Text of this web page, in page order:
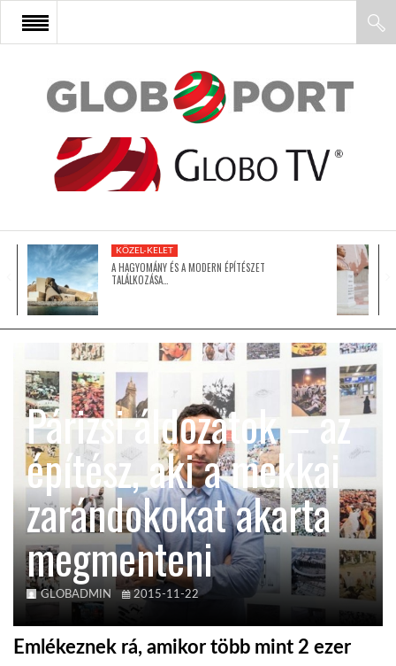
FŐOLDAL
AFRIKA
ÁZSIA
LATIN-AMERIKA
KÖZEL-KELET
AUSZTRÁLIA
A VILÁG ITTHON
MÉDIA
KÖZEL-KELET
A HAGYOMÁNY ÉS A MODERN ÉPÍTÉSZET
TALÁLKOZÁSA…
Párizsi áldozatok – az
építész, aki a mekkai
zarándokokat akarta
megmenteni
GLOBADMIN 2015-11-22
Emlékeznek rá, amikor több mint 2 ezer